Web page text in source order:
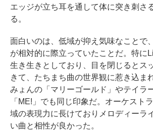
エッジが立ち耳を通して体に突き刺さ
る。
面白いのは、低域が抑え気味なことで
が相対的に際立っていたことだ。特に
生き生きとしており、目を閉じるとス
きて、たちまち曲の世界観に惹き込ま
みょんの「マリーゴールド」やテイラ
「ME!」でも同じ印象だ。オーケスト
域の表現力に長けておりメロディーラ
い曲と相性が良かった。